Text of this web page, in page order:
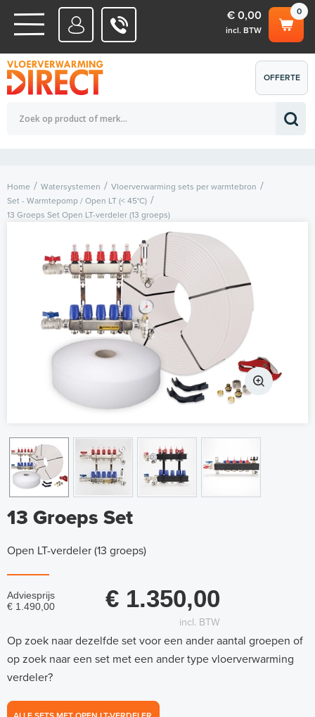
WATERSYSTEMEN
ELEKTRISCHE SYSTEMEN
0
€ 0,00
incl. BTW
Totaalbedrag (incl. BTW) € 0,00
OFFERTE
AANVRAGEN
Home Watersystemen
Vloerverwarming sets per warmtebron
Set - Warmtepomp / Open LT (< 45°C)
13 Groeps Set Open LT-verdeler (13 groeps)
13 Groeps Set
Open LT-verdeler (13 groeps)
Adviesprijs
€ 1.490,00
€ 1.350,00
incl. BTW
Op zoek naar dezelfde set voor een ander aantal groepen of
op zoek naar een set met een ander type vloerverwarming
verdeler?